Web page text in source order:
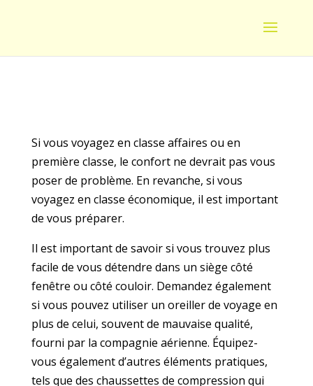
Si vous voyagez en classe affaires ou en
première classe, le confort ne devrait pas vous
poser de problème. En revanche, si vous
voyagez en classe économique, il est important
de vous préparer.
Il est important de savoir si vous trouvez plus
facile de vous détendre dans un siège côté
fenêtre ou côté couloir. Demandez également
si vous pouvez utiliser un oreiller de voyage en
plus de celui, souvent de mauvaise qualité,
fourni par la compagnie aérienne. Équipez-
vous également d’autres éléments pratiques,
tels que des chaussettes de compression qui